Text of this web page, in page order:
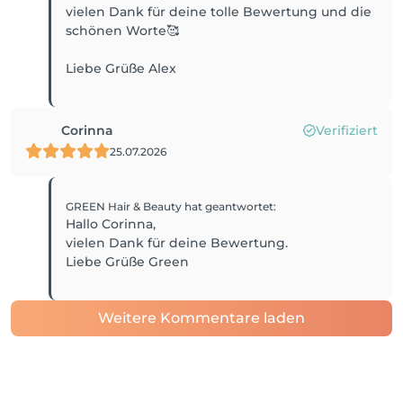
vielen Dank für deine tolle Bewertung und die
schönen Worte🥰
Liebe Grüße Alex
Corinna Verifiziert
25.07.2026
GREEN Hair & Beauty hat geantwortet:
Hallo Corinna,
vielen Dank für deine Bewertung.
Liebe Grüße Green
Weitere Kommentare laden